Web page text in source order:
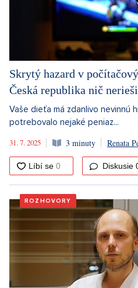
Skrytý hazard v
Česká republika nič nerieši
Vaše dieťa má zdanlivo nevinnú
potrebovalo nejaké peniaz...
31. 7. 2025
3 minuty Renata
Diskusie
ROZHOVORY